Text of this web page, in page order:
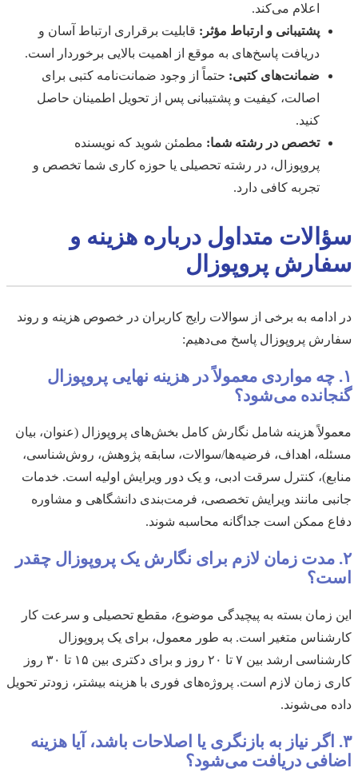
اعلام می‌کند.
پشتیبانی و ارتباط مؤثر: قابلیت برقراری ارتباط آسان و
دریافت پاسخ‌های به موقع از اهمیت بالایی برخوردار است.
ضمانت‌های کتبی: حتماً از وجود ضمانت‌نامه کتبی برای
اصالت، کیفیت و پشتیبانی پس از تحویل اطمینان حاصل
کنید.
تخصص در رشته شما: مطمئن شوید که نویسنده
پروپوزال، در رشته تحصیلی یا حوزه کاری شما تخصص و
تجربه کافی دارد.
سؤالات متداول درباره هزینه و
سفارش پروپوزال
در ادامه به برخی از سوالات رایج کاربران در خصوص هزینه و روند
سفارش پروپوزال پاسخ می‌دهیم:
۱. چه مواردی معمولاً در هزینه نهایی پروپوزال
گنجانده می‌شود؟
معمولاً هزینه شامل نگارش کامل بخش‌های پروپوزال (عنوان، بیان
مسئله، اهداف، فرضیه‌ها/سوالات، سابقه پژوهش، روش‌شناسی،
منابع)، کنترل سرقت ادبی، و یک دور ویرایش اولیه است. خدمات
جانبی مانند ویرایش تخصصی، فرمت‌بندی دانشگاهی و مشاوره
دفاع ممکن است جداگانه محاسبه شوند.
۲. مدت زمان لازم برای نگارش یک پروپوزال چقدر
است؟
این زمان بسته به پیچیدگی موضوع، مقطع تحصیلی و سرعت کار
کارشناس متغیر است. به طور معمول، برای یک پروپوزال
کارشناسی ارشد بین ۷ تا ۲۰ روز و برای دکتری بین ۱۵ تا ۳۰ روز
کاری زمان لازم است. پروژه‌های فوری با هزینه بیشتر، زودتر تحویل
داده می‌شوند.
۳. اگر نیاز به بازنگری یا اصلاحات باشد، آیا هزینه
اضافی دریافت می‌شود؟